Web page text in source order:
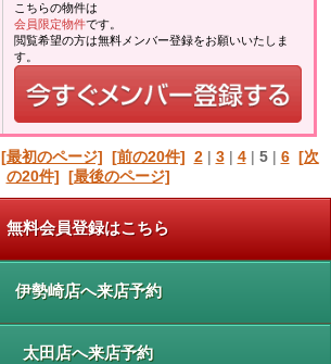
こちらの物件は
会員限定物件です。
閲覧希望の方は無料メンバー登録をお願いいたしま
す。
[最初のページ] [前の20件] 2| 3| 4| 5| 6 [次
の20件] [最後のページ]
無料会員登録はこちら
伊勢崎店へ来店予約
太田店へ来店予約